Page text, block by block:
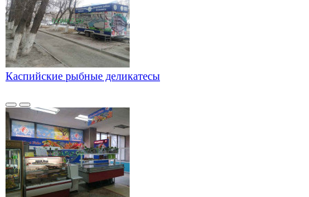
Каспийские рыбные деликатесы